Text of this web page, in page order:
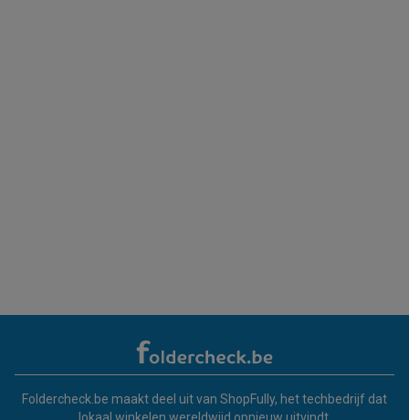
Foldercheck.be maakt deel uit van ShopFully, het techbedrijf dat